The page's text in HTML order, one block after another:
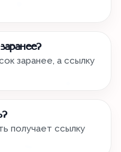
заранее, а ссылку
получает ссылку